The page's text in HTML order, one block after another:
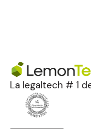
La legaltech # 1